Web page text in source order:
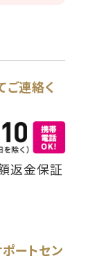
ご連絡く
返金保証
ートセン